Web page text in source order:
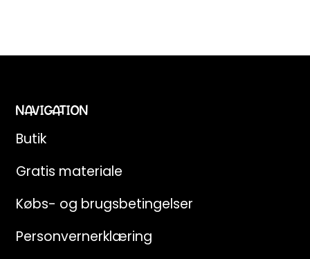
NAVIGATION
Butik
Gratis materiale
Købs- og brugsbetingelser
Personvernerklæring